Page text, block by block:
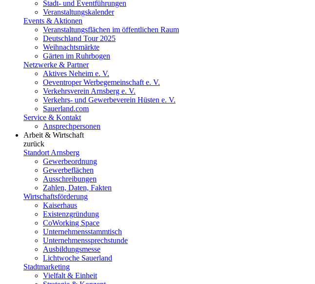
Stadt- und Eventführungen
Veranstaltungskalender
Events & Aktionen
Veranstaltungsflächen im öffentlichen Raum
Deutschland Tour 2025
Weihnachtsmärkte
Gärten im Ruhrbogen
Netzwerke & Partner
Aktives Neheim e. V.
Oeventroper Werbegemeinschaft e. V.
Verkehrsverein Arnsberg e. V.
Verkehrs- und Gewerbeverein Hüsten e. V.
Sauerland.com
Service & Kontakt
Ansprechpersonen
Arbeit & Wirtschaft
zurück
Standort Arnsberg
Gewerbeordnung
Gewerbeflächen
Ausschreibungen
Zahlen, Daten, Fakten
Wirtschaftsförderung
Kaiserhaus
Existenzgründung
CoWorking Space
Unternehmensstammtisch
Unternehmenssprechstunde
Ausbildungsmesse
Lichtwoche Sauerland
Stadtmarketing
Vielfalt & Einheit